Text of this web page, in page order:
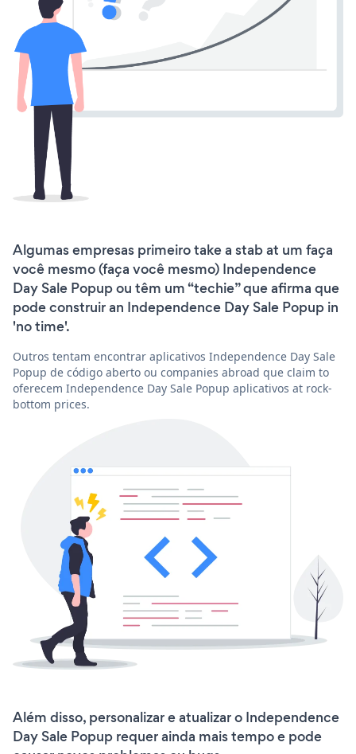
Algumas empresas primeiro take a stab at um faça
você mesmo (faça você mesmo) Independence
Day Sale Popup ou têm um “techie” que afirma que
pode construir an Independence Day Sale Popup in
'no time'.
Outros tentam encontrar aplicativos Independence Day Sale
Popup de código aberto ou companies abroad que claim to
oferecem Independence Day Sale Popup aplicativos at rock-
bottom prices.
Além disso, personalizar e atualizar o Independence
Day Sale Popup requer ainda mais tempo e pode